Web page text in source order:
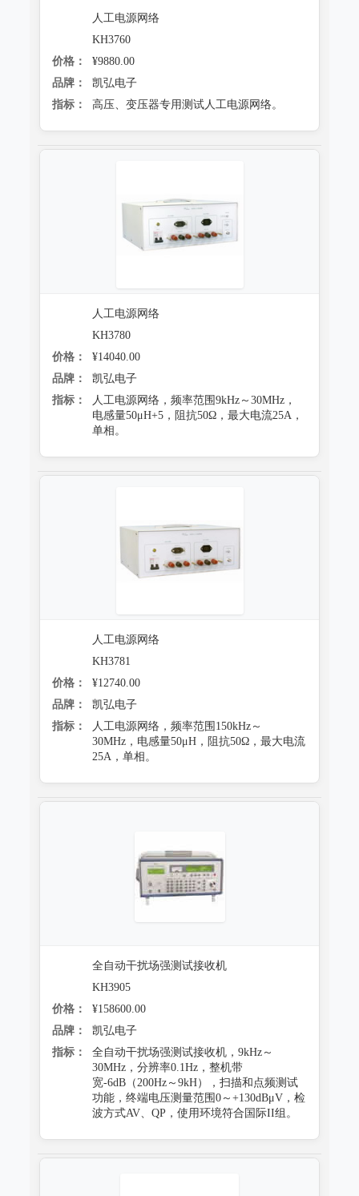
人工电源网络
KH3760
价格：
¥9880.00
品牌：
凯弘电子
指标：
高压、变压器专用测试人工电源网络。
人工电源网络
KH3780
价格：
¥14040.00
品牌：
凯弘电子
指标：
人工电源网络，频率范围9kHz～30MHz，
电感量50μH+5，阻抗50Ω，最大电流25A，
单相。
人工电源网络
KH3781
价格：
¥12740.00
品牌：
凯弘电子
指标：
人工电源网络，频率范围150kHz～
30MHz，电感量50μH，阻抗50Ω，最大电流
25A，单相。
全自动干扰场强测试接收机
KH3905
价格：
¥158600.00
品牌：
凯弘电子
指标：
全自动干扰场强测试接收机，9kHz～
30MHz，分辨率0.1Hz，整机带
宽-6dB（200Hz～9kH），扫描和点频测试
功能，终端电压测量范围0～+130dBμV，检
波方式AV、QP，使用环境符合国际II组。